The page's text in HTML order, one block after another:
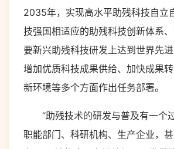
2035年，实现高水平助残科技自立
技强国相适应的助残科技创新体系
要新兴助残科技研发上达到世界先
增加优质科技成果供给、加快成果
新环境等多个方面作出任务部署。
“助残技术的研发与普及有一个
职能部门、科研机构、生产企业，